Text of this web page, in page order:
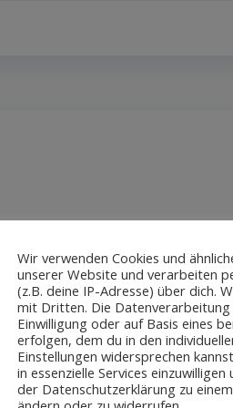
aus Tann (Rhön) Die
zurückverfolgen. Ihr
der Familie von der Tann
und gleichberechtigten […]
Wir verwenden Cookies und
unserer Website und verarbeiten
(z.B. deine IP-Adresse) über dich.
mit Dritten. Die
Einwilligung oder auf Basis eines
erfolgen, dem du in den
Einstellungen widersprechen
in essenzielle Services
der Datenschutzerklärung zu